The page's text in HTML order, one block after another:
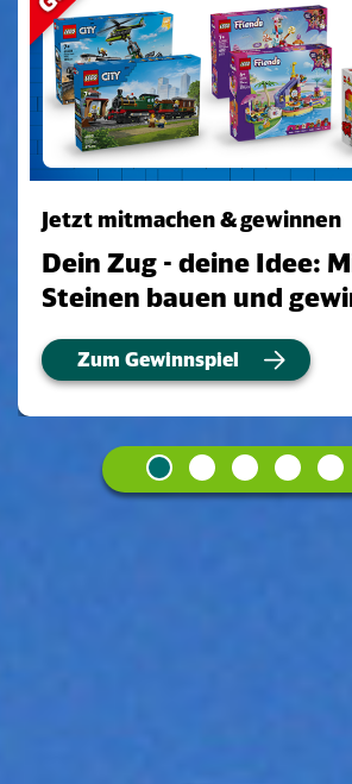
Jetzt mitmachen & gewinnen
Dein Zug - deine Idee:
Steinen bauen und
Zum Gewinnspiel